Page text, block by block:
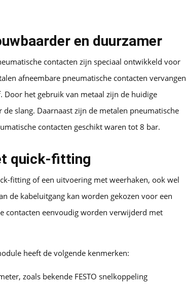
en duurzamer
contacten zijn speciaal ontwikkeld voor
afneembare pneumatische contacten vervangen
Door het gebruik van metaal zijn de huidige
slang. Daarnaast zijn de metalen pneumatische
contacten geschikt waren tot 8 bar.
quick-fitting
fitting of een uitvoering met weerhaken, ook wel
de kabeluitgang kan worden gekozen voor een
contacten eenvoudig worden verwijderd met
heeft de volgende kenmerken:
zoals bekende FESTO snelkoppeling